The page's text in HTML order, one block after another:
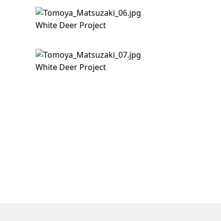
White Deer Project
White Deer Project